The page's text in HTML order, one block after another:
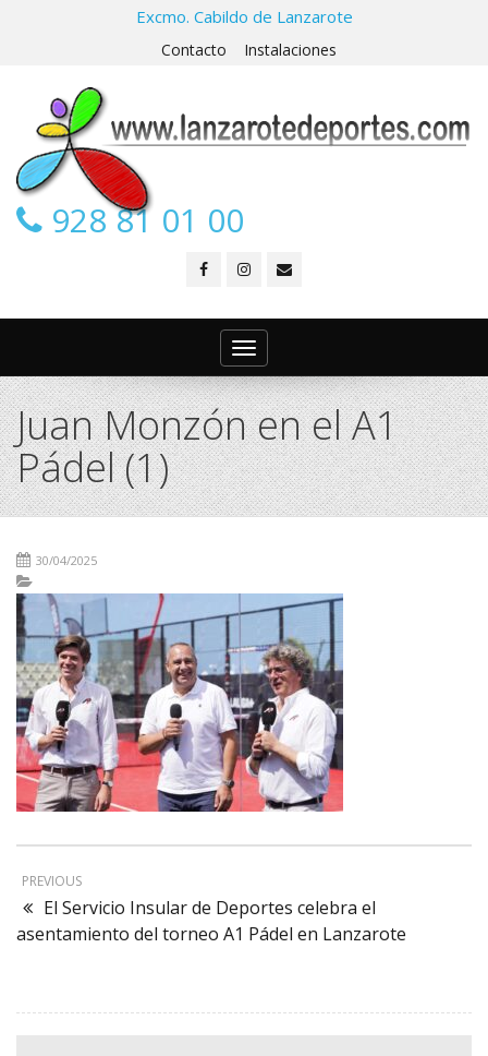
Excmo. Cabildo de Lanzarote
Contacto Instalaciones
928 81 01 00
Toggle
navigation
Juan Monzón en el A1
Pádel (1)
30/04/2025
PREVIOUS
El Servicio Insular de Deportes celebra el
asentamiento del torneo A1 Pádel en Lanzarote